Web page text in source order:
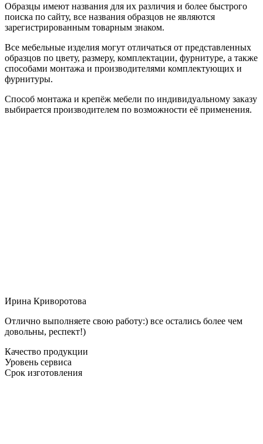
Образцы имеют названия для их различия и более быстрого
поиска по сайту, все названия образцов не являются
зарегистрированным товарным знаком.
Все мебельные изделия могут отличаться от представленных
образцов по цвету, размеру, комплектации, фурнитуре, а также
способами монтажа и производителями комплектующих и
фурнитуры.
Способ монтажа и крепёж мебели по индивидуальному заказу
выбирается производителем по возможности её применения.
Ирина Криворотова
Отлично выполняете свою работу:) все остались более чем
довольны, респект!)
Качество продукции
Уровень сервиса
Срок изготовления